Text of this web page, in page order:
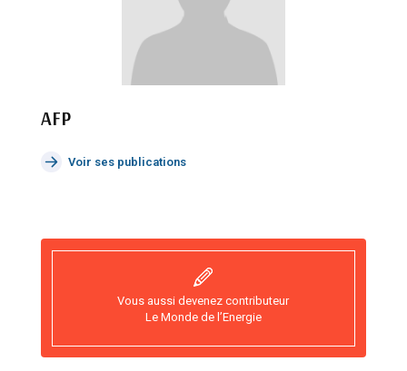
AFP
Voir ses publications
Vous aussi devenez contributeur
Le Monde de l’Energie